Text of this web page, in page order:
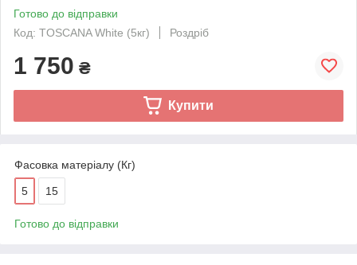
Готово до відправки
Код: TOSCANA White (5кг)
Роздріб
1 750 ₴
Купити
Фасовка матеріалу (Кг)
5 15
Готово до відправки